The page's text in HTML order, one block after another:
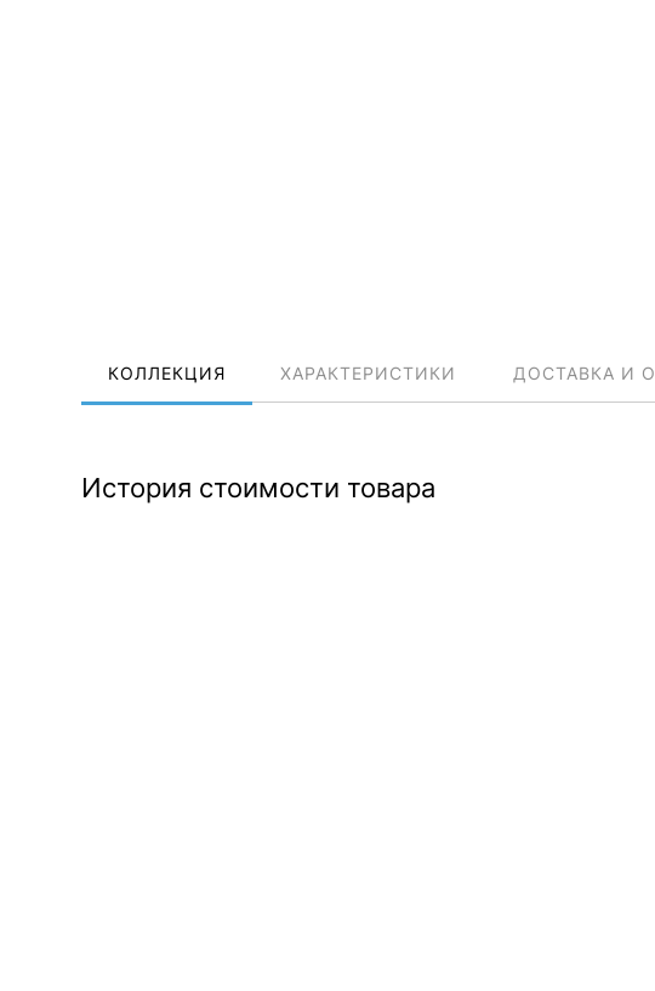
КОЛЛЕКЦИЯ ХАРАКТЕРИСТИКИ ДОСТАВКА И
История стоимости товара